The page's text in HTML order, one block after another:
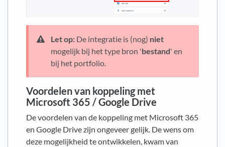
Let op: De integratie is (nog) niet
mogelijk bij het type bron 'bestand' en
bij het portfolio.
Voordelen van koppeling met
Microsoft 365 / Google Drive
De voordelen van de koppeling met Microsoft 365
en Google Drive zijn ongeveer gelijk. De wens om
deze mogelijkheid te ontwikkelen, kwam van